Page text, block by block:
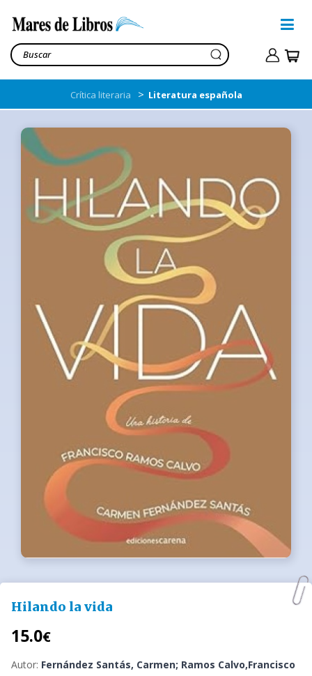
Crítica literaria > Literatura española
Hilando la vida
15.0€
Autor: Fernández Santás, Carmen; Ramos Calvo,Francisco